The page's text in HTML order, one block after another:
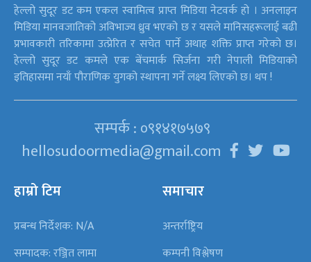
हेल्लो सुदूर डट कम एकल स्वामित्व प्राप्त मिडिया नेटवर्क हो । अनलाइन
मिडिया मानवजातिको अविभाज्य ध्रुव भएको छ र यसले मानिसहरूलाई बढी
प्रभावकारी तरिकामा उत्प्रेरित र सचेत पार्ने अथाह शक्ति प्राप्त गरेको छ।
हेल्लो सुदूर डट कमले एक बेंचमार्क सिर्जना गरी नेपाली मिडियाको
इतिहासमा नयाँ पौराणिक युगको स्थापना गर्ने लक्ष्य लिएको छ। थप !
सम्पर्क : ०९१४१७५७९
hellosudoormedia@gmail.com
हाम्रो टिम
प्रबन्ध निर्देशक: N/A
सम्पादक: रञ्जित लामा
समाचार
अन्तर्राष्ट्रिय
कम्पनी विश्लेषण